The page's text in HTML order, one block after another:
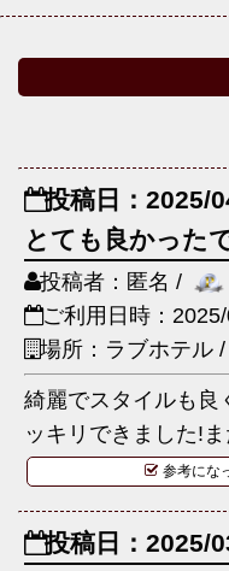
投稿日：2025/
とても良かった
投稿者：匿名 /
ご利用日時：
場所：ラブホテル /
綺麗でスタイルも良
ッキリできました!
参考にな
投稿日：2025/